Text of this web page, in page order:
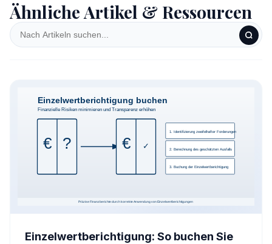
Ähnliche Artikel & Ressourcen
Einzelwertberichtigung: So buchen Sie